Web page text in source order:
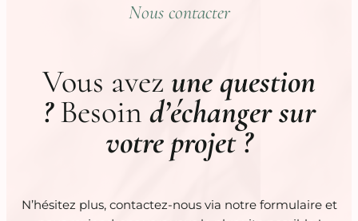
Nous contacter
Vous avez une question
?Besoin d’échanger sur
votre projet ?
N’hésitez plus, contactez-nous via notre formulaire et